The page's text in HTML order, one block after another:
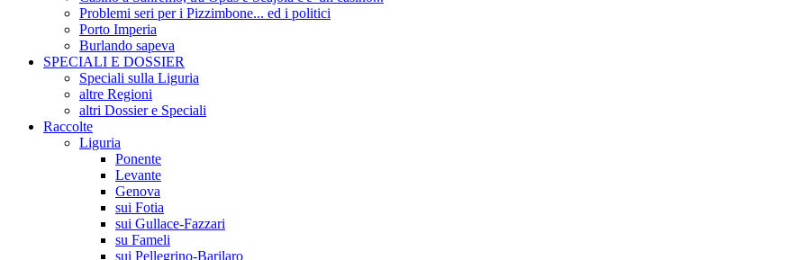
Problemi seri per i Pizzimbone... ed i politici
Porto Imperia
Burlando sapeva
SPECIALI E DOSSIER
Speciali sulla Liguria
altre Regioni
altri Dossier e Speciali
Raccolte
Liguria
Ponente
Levante
Genova
sui Fotia
sui Gullace-Fazzari
su Fameli
sui Pellegrino-Barilaro